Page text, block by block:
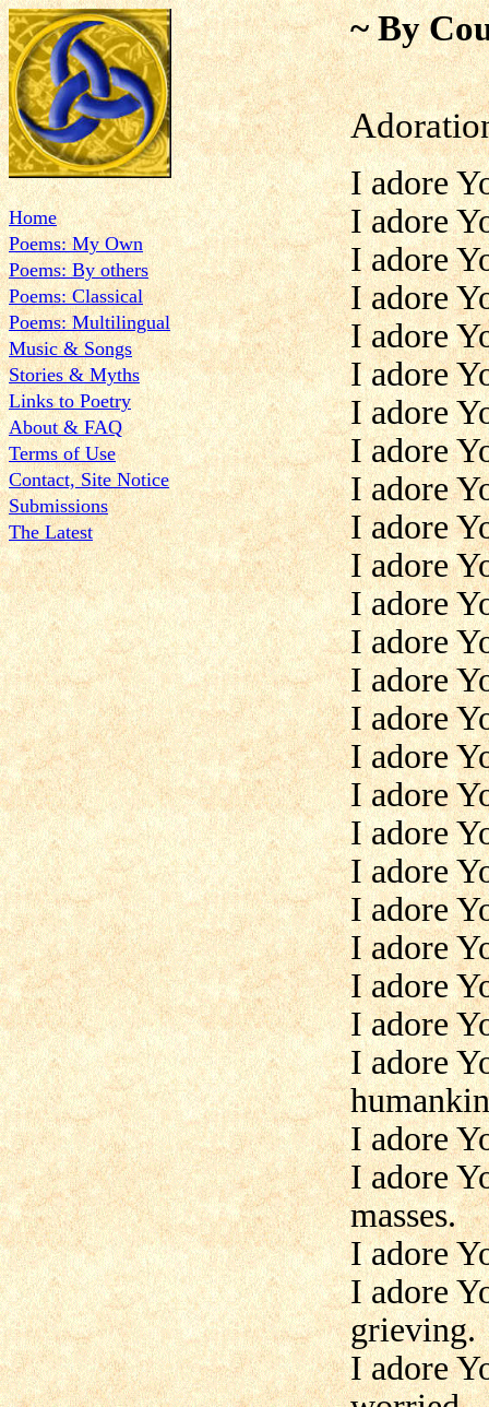
Home
Poems: My Own
Poems: By others
Poems: Classical
Poems: Multilingual
Music & Songs
Stories & Myths
Links to Poetry
About & FAQ
Terms of Use
Contact, Site Notice
Submissions
The Latest
~ By
I adore
I adore
I adore
I adore
I adore
I adore
I adore
I adore
I adore
I adore
I adore
I adore
I adore
I adore
I adore
I adore
I adore
I adore
I adore
I adore
I adore
I adore
I adore
I adore
I adore
I adore
masses.
I adore
I adore
grieving.
I adore